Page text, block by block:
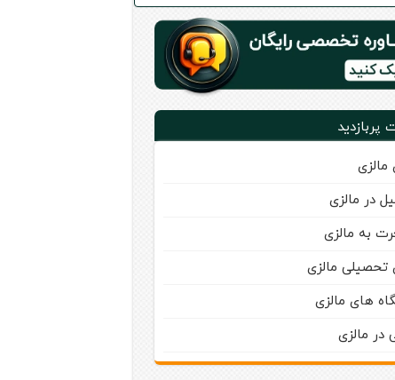
پربازدید
مالزی
در مالزی
به مالزی
تحصیلی مالزی
های مالزی
در مالزی